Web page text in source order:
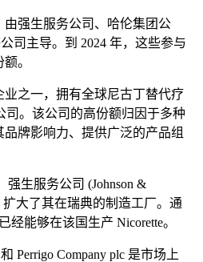
强生服务公司、哈伦集团公
司主导。到 2024 年，这些参与
。
之一，拥有全球尼古丁替代疗
司。该公司的高份额归因于多种
牌影响力、提供广泛的产品组
强生服务公司 (Johnson &
扩大了其在瑞典的制造工厂。通
经能够在该国生产 Nicorette。
Perrigo Company plc 是市场上